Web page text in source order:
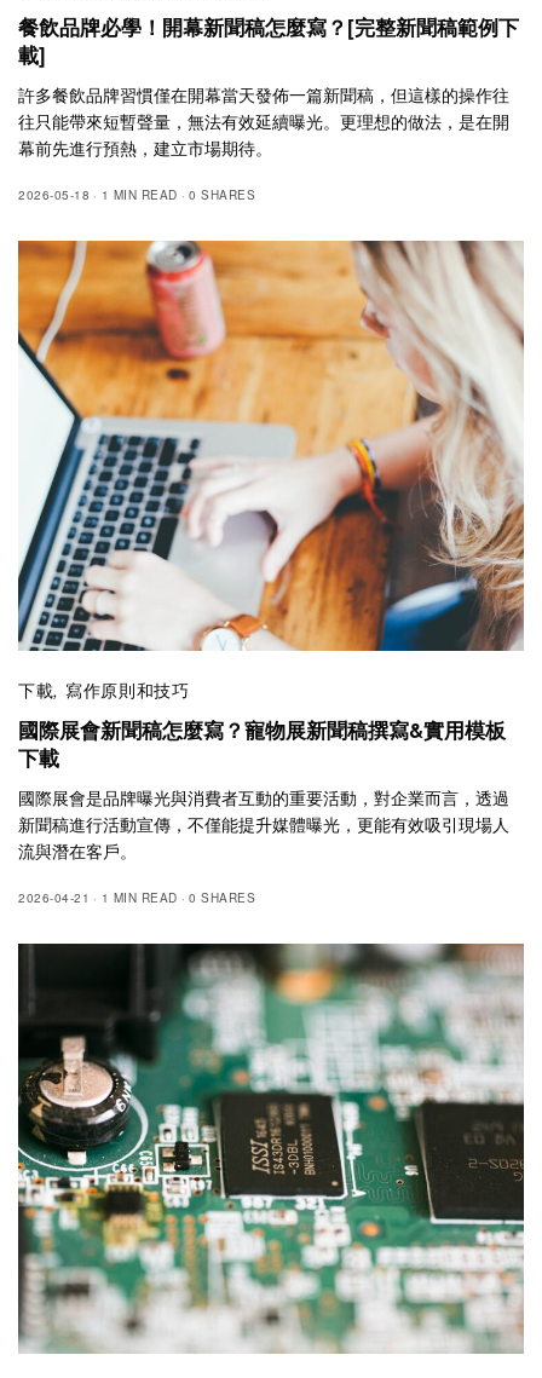
餐飲品牌必學！開幕新聞稿怎麼寫？[完整新聞稿範例下
載]
許多餐飲品牌習慣僅在開幕當天發佈一篇新聞稿，但這樣的操作往
往只能帶來短暫聲量，無法有效延續曝光。更理想的做法，是在開
幕前先進行預熱，建立市場期待。
2026-05-18 1 MIN READ 0 SHARES
下載, 寫作原則和技巧
國際展會新聞稿怎麼寫？寵物展新聞稿撰寫&實用模板
下載
國際展會是品牌曝光與消費者互動的重要活動，對企業而言，透過
新聞稿進行活動宣傳，不僅能提升媒體曝光，更能有效吸引現場人
流與潛在客戶。
2026-04-21 1 MIN READ 0 SHARES